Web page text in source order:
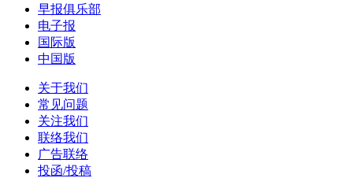
早报俱乐部
电子报
国际版
中国版
关于我们
常见问题
关注我们
联络我们
广告联络
投函/投稿